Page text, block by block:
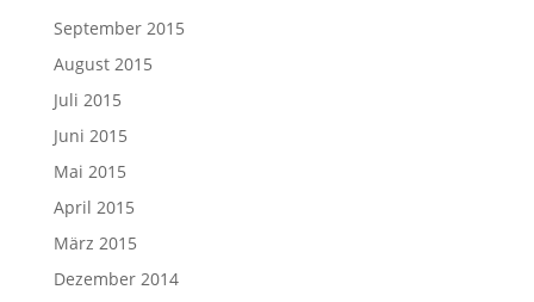
September 2015
August 2015
Juli 2015
Juni 2015
Mai 2015
April 2015
März 2015
Dezember 2014